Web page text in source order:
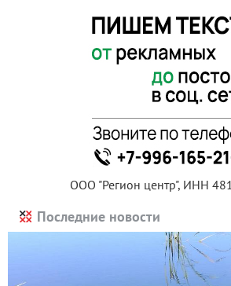
ООО "Регион центр", ИНН
Последние новости